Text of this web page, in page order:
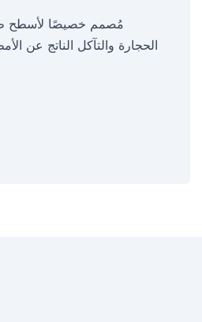
مُصمم خصيصًا لأسطح
الحجارة والتآكل الناتج عن